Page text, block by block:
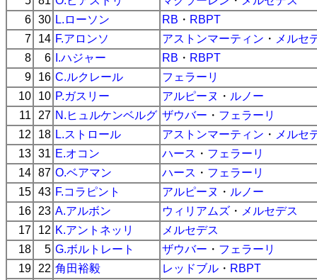
6 30 L.ローソン RB ・ RBPT
7
14 F.アロンソ アストンマーティン ・ メルセ
8
6 I.ハジャー RB ・ RBPT
9
16 C.ルクレール
フェラーリ
10
10 P.ガスリー アルピーヌ ・ ルノー
11
27 N.ヒュルケンベルグ ザウバー ・ フェラーリ
12
18 L.ストロール アストンマーティン ・ メルセ
13 31 E.オコン ハース ・ フェラーリ
14 87 O.ベアマン ハース ・ フェラーリ
15 43 F.コラピント アルピーヌ ・ ルノー
16
23 A.アルボン ウィリアムズ ・ メルセデス
17
12 K.アントネッリ
メルセデス
18
5 G.ボルトレート ザウバー ・ フェラーリ
19
22 角田裕毅 レッドブル ・ RBPT